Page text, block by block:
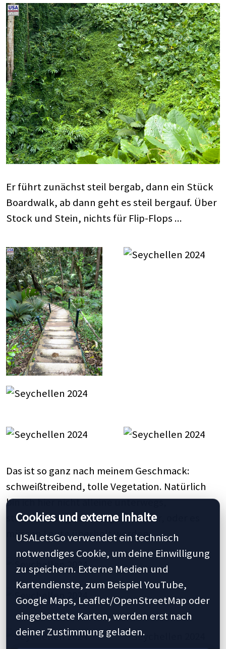
Er führt zunächst steil bergab, dann ein Stück
Boardwalk, ab dann geht es steil bergauf. Über
Stock und Stein, nichts für Flip-Flops ...
Das ist so ganz nach meinem Geschmack:
schweißtreibend, tolle Vegetation. Natürlich
bin ich hier nicht alleine unterwegs,
stellenweise gibt es Gegenverkehr, oder es
müssen Leute überholt werden.
Cookies und externe Inhalte
USALetsGo verwendet ein technisch
notwendiges Cookie, um deine Einwilligung
zu speichern. Externe Medien und
Kartendienste, zum Beispiel YouTube,
Google Maps, Leaflet/OpenStreetMap oder
eingebettete Karten, werden erst nach
deiner Zustimmung geladen.